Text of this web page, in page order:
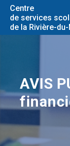
Centre
de services
de la Rivière-
AVIS